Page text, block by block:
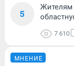
5
Жителям
7 610
МНЕНИЕ